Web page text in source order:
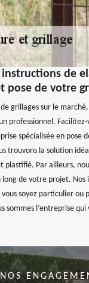
instructions de
pose de votre
de grillages sur le
professionnel.
spécialisée en pose
trouvons la solution
plastifié. Par ailleurs,
de votre projet. Nos
soyez particulier ou
sommes l’entreprise qui
NOS